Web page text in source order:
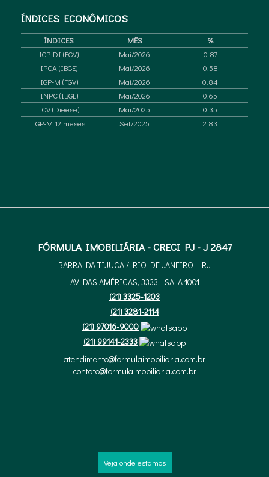
ÍNDICES ECONÔMICOS
ÍNDICES MÊS
%
IGP-DI (FGV)
Mai/2026
0.87
IPCA (IBGE)
Mai/2026
0.58
IGP-M (FGV)
Mai/2026
0.84
INPC (IBGE)
Mai/2026
0.65
ICV (Dieese)
Mai/2025
0.35
IGP-M 12 meses
Set/2025 2.83
FÓRMULA IMOBILIÁRIA - CRECI PJ - J 2847
BARRA DA TIJUCA / RIO DE JANEIRO - RJ
AV DAS AMÉRICAS, 3333 - SALA 1001
(21)3325-1203
(21)3281-2114
(21) 97016-9000
(21) 99141-2333
atendimento@formulaimobiliaria.com.br
contato@formulaimobiliaria.com.br
Veja onde estamos